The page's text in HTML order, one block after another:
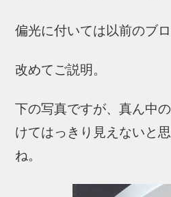
偏光に付いては以前のブ
改めてご説明。
下の写真ですが、真ん中
けてはっきり見えないと
ね。